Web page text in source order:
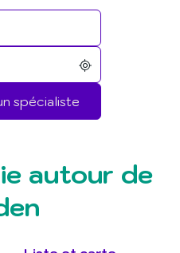
spécialiste
mot de passe
autour de